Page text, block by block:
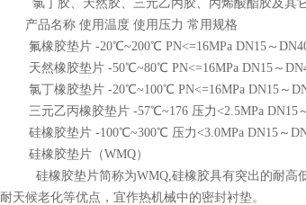
氯丁胶、天然胶、三元乙丙胶、丙烯酸酯胶及其
产品名称 使用温度 使用压力 常用规格
氟橡胶垫片 -20℃~200℃ PN<=16MPa DN15～
天然橡胶垫片 -50℃~80℃ PN<=16MPa DN15～
氯丁橡胶垫片 -20℃~100℃ PN<=16MPa DN15～
三元乙丙橡胶垫片 -57℃~176 压力<2.5MPa DN15
硅橡胶垫片 -100℃~300℃ 压力<3.0MPa DN15～
硅橡胶垫片（WMQ）
硅橡胶垫片简称为WMQ,硅橡胶具有突出的耐
耐天候老化等优点，宜作热机械中的密封衬垫。